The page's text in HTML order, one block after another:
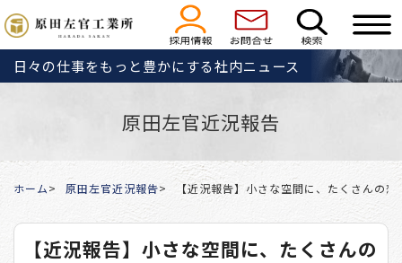
日々の仕事をもっと豊かにする社内ニュース
原田左官近況報告
ホーム 原田左官近況報告 【近況報告】小さな空間に、たくさんの想
【近況報告】小さな空間に、たくさんの